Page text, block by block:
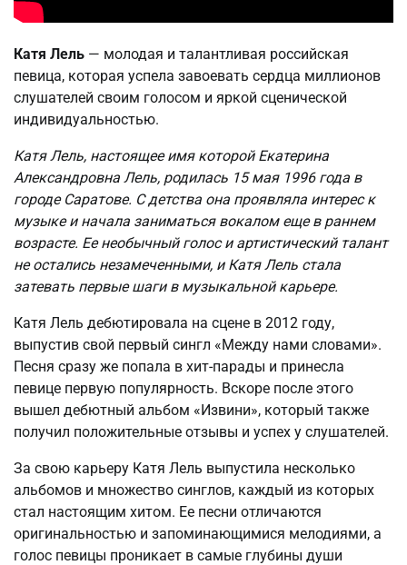
Катя Лель — молодая и талантливая российская
певица, которая успела завоевать сердца миллионов
слушателей своим голосом и яркой сценической
индивидуальностью.
Катя Лель, настоящее имя которой Екатерина
Александровна Лель, родилась 15 мая 1996 года в
городе Саратове. С детства она проявляла интерес к
музыке и начала заниматься вокалом еще в раннем
возрасте. Ее необычный голос и артистический талант
не остались незамеченными, и Катя Лель стала
затевать первые шаги в музыкальной карьере.
Катя Лель дебютировала на сцене в 2012 году,
выпустив свой первый сингл «Между нами словами».
Песня сразу же попала в хит-парады и принесла
певице первую популярность. Вскоре после этого
вышел дебютный альбом «Извини», который также
получил положительные отзывы и успех у слушателей.
За свою карьеру Катя Лель выпустила несколько
альбомов и множество синглов, каждый из которых
стал настоящим хитом. Ее песни отличаются
оригинальностью и запоминающимися мелодиями, а
голос певицы проникает в самые глубины души